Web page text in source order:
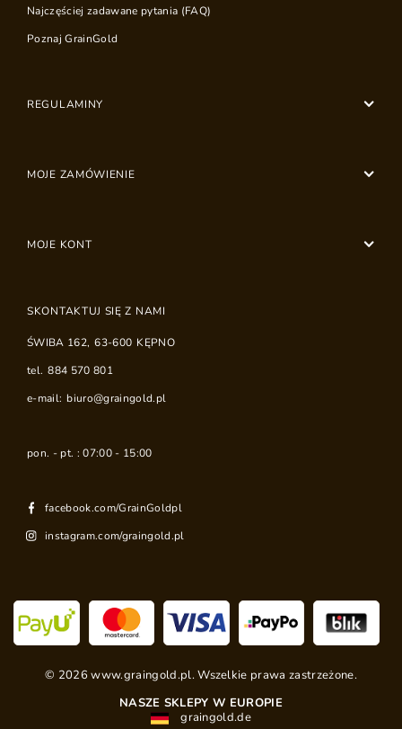
Najczęściej zadawane pytania (FAQ)
Poznaj GrainGold
REGULAMINY
MOJE ZAMÓWIENIE
MOJE KONT
SKONTAKTUJ SIĘ Z NAMI
ŚWIBA 162, 63-600 KĘPNO
tel. 884 570 801
e-mail: biuro@graingold.pl
pon. - pt. : 07:00 - 15:00
facebook.com/GrainGoldpl
instagram.com/graingold.pl
© 2026 www.graingold.pl. Wszelkie prawa zastrzeżone.
NASZE SKLEPY W EUROPIE
graingold.de